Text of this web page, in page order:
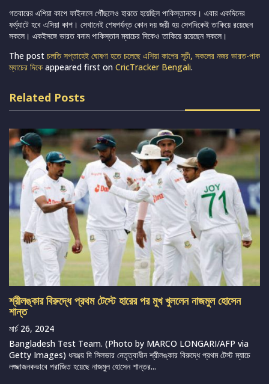
গতবারের এশিয়া কাপে ফাইনালে পৌঁছলেও হারতে হয়েছিল পাকিস্তানকে। এবার একদিনের
ফর্ম্যাটে হবে এসিয়া কাপ। সেখানেই শেষপর্যন্ত কোন দয় জয়ী হয় সেগদিকেই তাকিয়ে রয়েছেন
সকলে। একইসঙ্গে ভারত বনাম পাকিস্তান ম্যাচের দিকেও তাকিয়ে রয়েছেন সকলে।
The post চলতি সপ্তাহেই ঘোষণা হতে চলেছে এশিয়া কাপের সূচী, সকলের নজর ভারত-পাক
ম্যাচের দিকে appeared first on CricTracker Bengali.
Related Posts
শ্রীলঙ্কার বিরুদ্ধে প্রথম টেস্টে হারের পর মুখ খুললেন নাজমুল হোসেন
শান্ত
মার্চ 26, 2024
Bangladesh Test Team. (Photo by MARCO LONGARI/AFP via
Getty Images) ধনঞ্জয় দি সিলভার নেতৃত্বাধীন শ্রীলঙ্কার বিরুদ্ধে প্রথম টেস্ট ম্যাচে
লজ্জাজনকভাবে পরাজিত হয়েছে নাজমুল হোসেন শান্তর...